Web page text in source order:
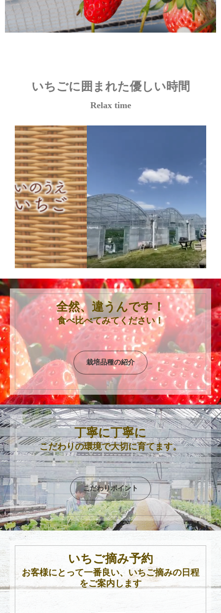
いちごに囲まれた優しい時間
Relax time
全然、違うんです！
食べ比べてみてください！
栽培品種の紹介
丁寧に丁寧に
こだわりの環境で大切に育てます。
こだわりポイント
いちご摘み予約
お客様にとって一番良い、いちご摘みの日程
をご案内します